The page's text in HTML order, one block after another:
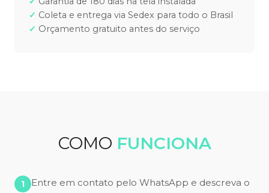
Coleta e entrega via Sedex para todo o Brasil
Orçamento gratuito antes do serviço
COMO FUNCIONA
Entre em contato pelo WhatsApp e descreva o